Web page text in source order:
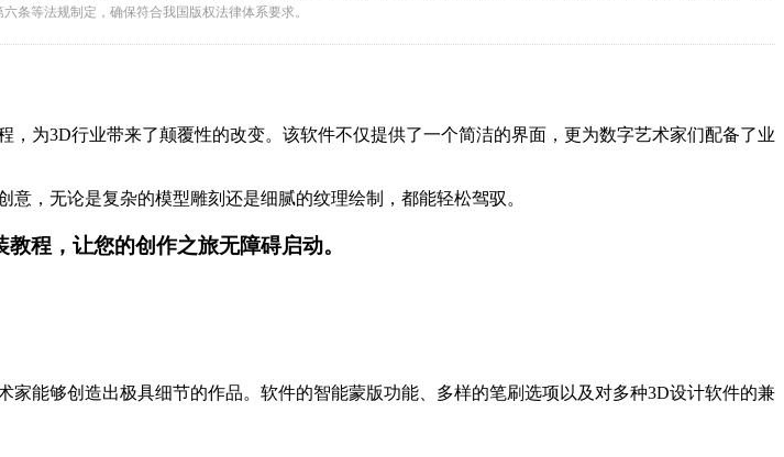
条等法规制定，确保符合我国版权法律体系要求。
，为3D行业带来了颠覆性的改变。该软件不仅提供了一个简洁的界面，更为数字艺术家们配备了业
，无论是复杂的模型雕刻还是细腻的纹理绘制，都能轻松驾驭。
，让您的创作之旅无障碍启动。
家能够创造出极具细节的作品。软件的智能蒙版功能、多样的笔刷选项以及对多种3D设计软件的兼